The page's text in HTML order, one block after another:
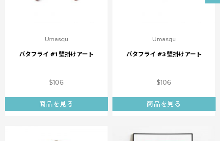
Umasqu
バタフライ #1 壁掛けアート
$106
商品を見る
Umasqu
バタフライ #3 壁掛けアート
$106
商品を見る